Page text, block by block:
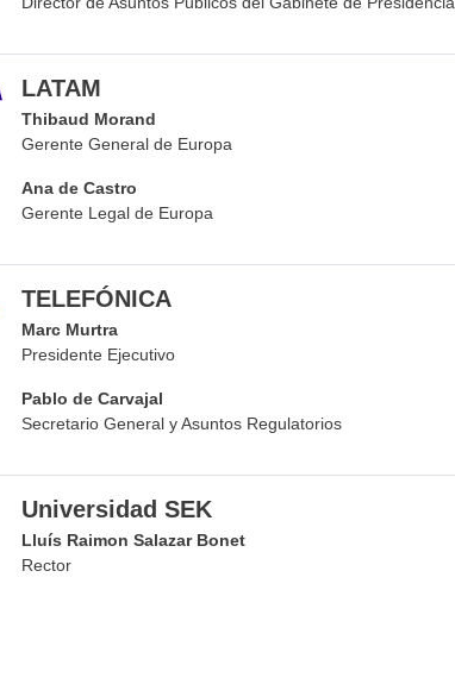
LATAM
Thibaud Morand
Gerente General de Europa
Ana de Castro
Gerente Legal de Europa
TELEFÓNICA
Marc Murtra
Presidente Ejecutivo
Pablo de Carvajal
Secretario General y Asuntos Regulatorios
Universidad SEK
Lluís Raimon Salazar Bonet
Rector